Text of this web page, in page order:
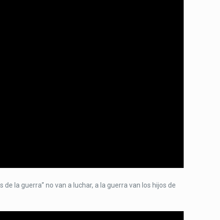
la guerra” no van a luchar, a la guerra van los hijos de